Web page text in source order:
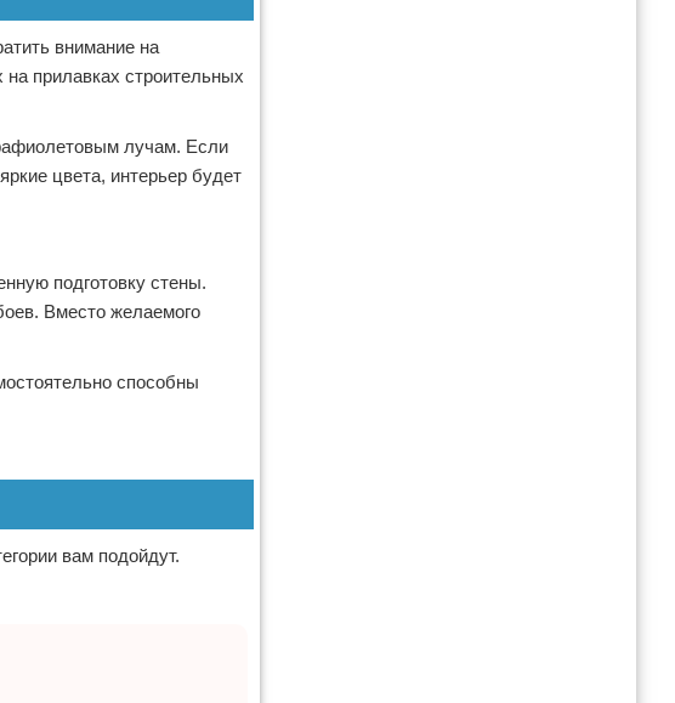
внимание на
прилавках строительных
лучам. Если
цвета, интерьер будет
подготовку стены.
Вместо желаемого
способны
вам подойдут.